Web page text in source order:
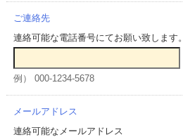
ご連絡先
連絡可能な電話番号にてお願い致します。
例） 000-1234-5678
メールアドレス
連絡可能なメールアドレス